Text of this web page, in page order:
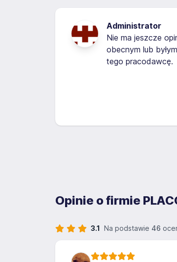
Administrator
Nie ma jeszcze
obecnym lub
tego pracodawcę.
Opinie o firmie
3.1 Na podstawie 46